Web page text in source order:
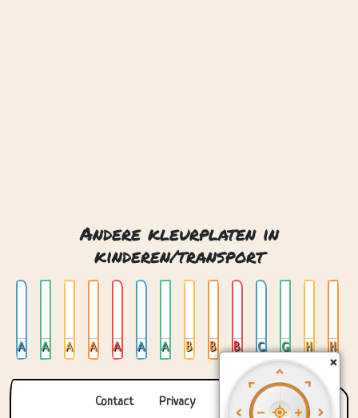
Andere kleurplaten in
kinderen/transport
Ambulance Auto 01 Auto 02 Auto 03 Auto 04 Auto aanhanger Auto op glas in lood Batmobiel Brandweerwagen Bus Cementwagen Glas in lood met vliegtuig Helikopter Heteluchtballon
Contact Privacy Over ons
×